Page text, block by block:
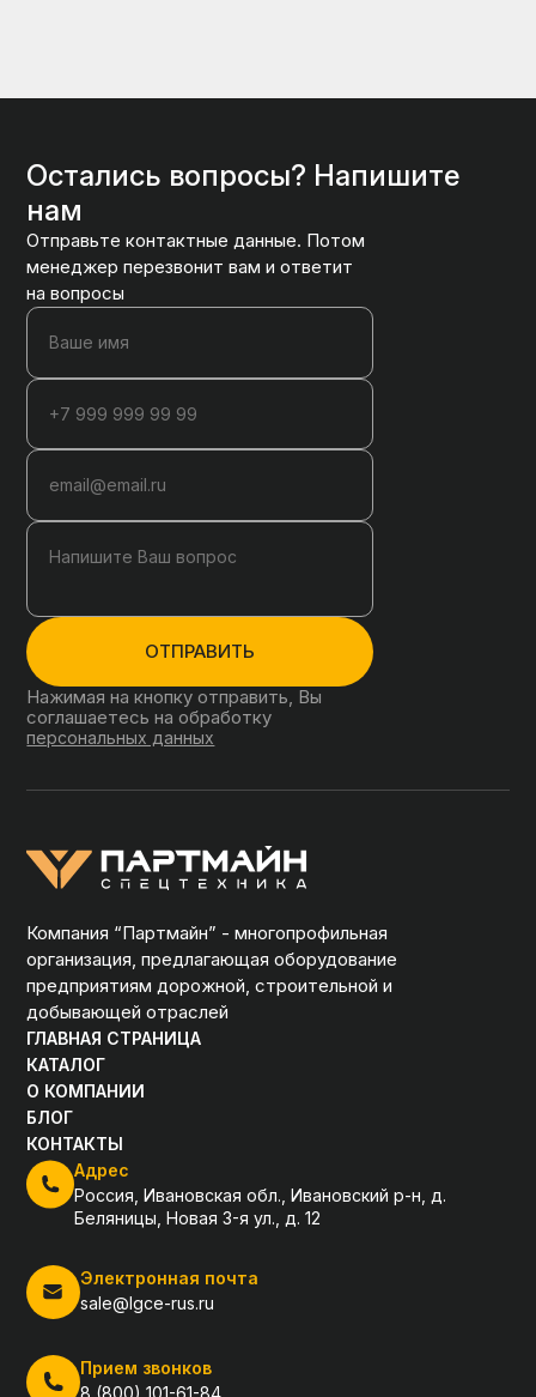
Остались вопросы? Напишите
нам
Отправьте контактные данные. Потом
менеджер перезвонит вам и ответит
на вопросы
ОТПРАВИТЬ
Нажимая на кнопку отправить, Вы
соглашаетесь на обработку
персональных данных
Компания “Партмайн” - многопрофильная
организация, предлагающая оборудование
предприятиям дорожной, строительной и
добывающей отраслей
ГЛАВНАЯ СТРАНИЦА
КАТАЛОГ
О КОМПАНИИ
БЛОГ
КОНТАКТЫ
Адрес
Россия, Ивановская обл., Ивановский р-н, д.
Беляницы, Новая 3-я ул., д. 12
Электронная почта
sale@lgce-rus.ru
Прием звонков